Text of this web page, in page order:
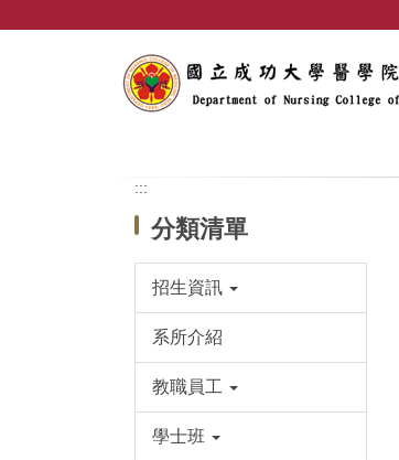
:::
分類清單
招生資訊
系所介紹
教職員工
學士班